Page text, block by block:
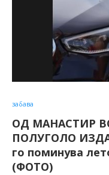
забава
ОД МАНАСТИР
ПОЛУГОЛО
го поминува
(ФОТО)